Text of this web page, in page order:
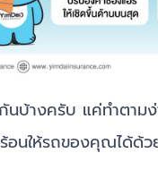
บ้างครับ แค่ทำตาม
อนให้รถของคุณได้ด้ว